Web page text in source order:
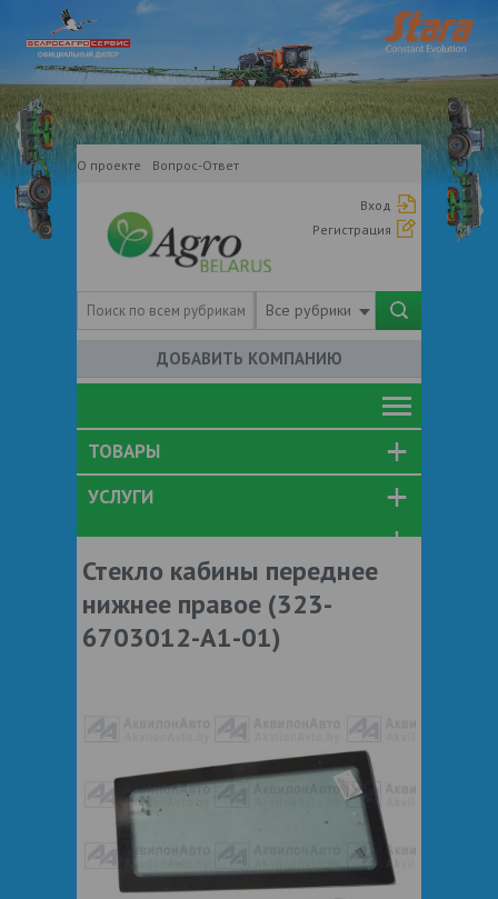
О проекте Вопрос-Ответ
Вход
Регистрация
Все рубрики
ДОБАВИТЬ КОМПАНИЮ
ТОВАРЫ
УСЛУГИ
Стекло кабины переднее
нижнее правое (323-
6703012-А1-01)